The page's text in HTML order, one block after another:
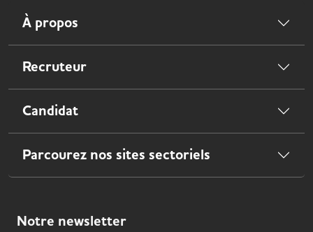
À propos
Recruteur
Candidat
Parcourez nos sites sectoriels
Notre newsletter